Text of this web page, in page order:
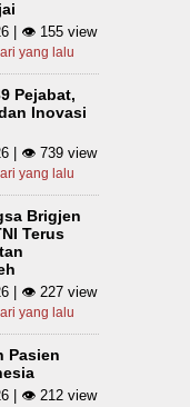
| 👁 155 view
yang lalu
Pejabat,
Inovasi
| 👁 739 view
yang lalu
Brigjen
Terus
| 👁 227 view
yang lalu
Pasien
| 👁 212 view